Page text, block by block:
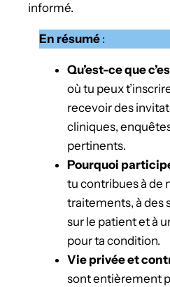
informé.
En résumé :
Qu’est-ce que
où tu peux
recevoir des
cliniques,
pertinents.
Pourquoi
tu contribues à de
traitements, à des
sur le patient et à
pour ta condition.
Vie privée et
sont entièrement